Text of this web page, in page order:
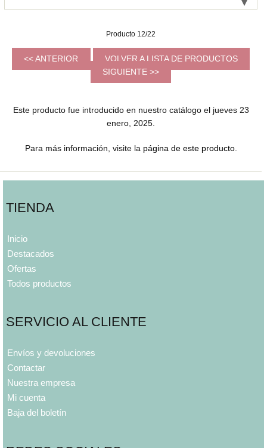
Producto 12/22
<< ANTERIOR
VOLVER A LISTA DE PRODUCTOS
SIGUIENTE >>
Este producto fue introducido en nuestro catálogo el jueves 23
enero, 2025.
Para más información, visite la página de este producto.
TIENDA
Inicio
Destacados
Ofertas
Todos productos
SERVICIO AL CLIENTE
Envíos y devoluciones
Contactar
Nuestra empresa
Mi cuenta
Baja del boletín